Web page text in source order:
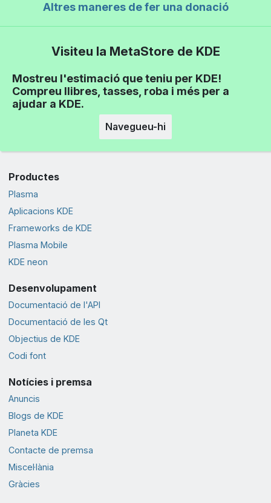
Altres maneres de fer una donació
Visiteu la MetaStore de KDE
Mostreu l'estimació que teniu per KDE!
Compreu llibres, tasses, roba i més per a
ajudar a KDE.
Navegueu-hi
Productes
Plasma
Aplicacions KDE
Frameworks de KDE
Plasma Mobile
KDE neon
Desenvolupament
Documentació de l'API
Documentació de les Qt
Objectius de KDE
Codi font
Notícies i premsa
Anuncis
Blogs de KDE
Planeta KDE
Contacte de premsa
Miscel·lània
Gràcies